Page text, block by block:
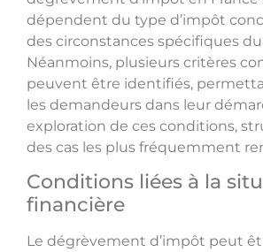
dépendent du type d’impôt
des circonstances spécifiques
Néanmoins, plusieurs critères
peuvent être identifiés,
les demandeurs dans leur
exploration de ces conditions,
des cas les plus fréquemment
Conditions liées à la
financière
Le dégrèvement d’impôt peut